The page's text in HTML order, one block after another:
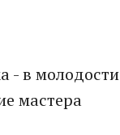
- в молодости
мастера